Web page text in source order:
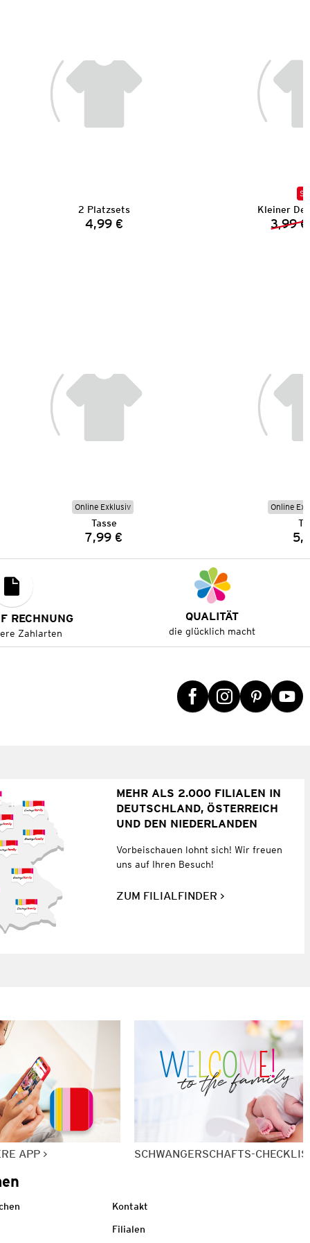
2 Platzsets
Preis:
4,99 €
Kleiner
3,99 €
Online Exklusiv
Tasse
Preis:
7,99 €
Online
RECHNUNG
Zahlarten
QUALITÄT
die glücklich macht
MEHR ALS 2.000 FILIALEN IN
DEUTSCHLAND, ÖSTERREICH
UND DEN NIEDERLANDEN
Vorbeischauen lohnt sich! Wir freuen
uns auf Ihren Besuch!
ZUM FILIALFINDER
APP SCHWANGERSCHAFTS-
Kontakt
Filialen